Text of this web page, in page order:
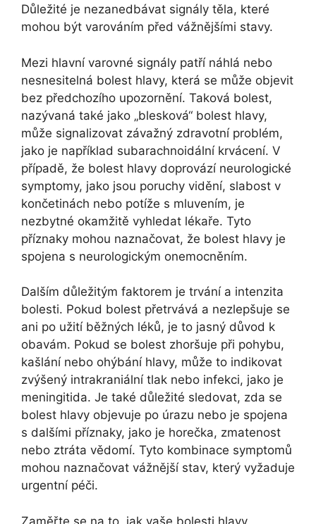
Důležité je nezanedbávat signály těla, které
mohou být varováním před vážnějšími stavy.
Mezi hlavní varovné signály patří náhlá nebo
nesnesitelná bolest hlavy, která se může objevit
bez předchozího upozornění. Taková bolest,
nazývaná také jako „blesková“ bolest hlavy,
může signalizovat závažný zdravotní problém,
jako je například subarachnoidální krvácení. V
případě, že bolest hlavy doprovází neurologické
symptomy, jako jsou poruchy vidění, slabost v
končetinách nebo potíže s mluvením, je
nezbytné okamžitě vyhledat lékaře. Tyto
příznaky mohou naznačovat, že bolest hlavy je
spojena s neurologickým onemocněním.
Dalším důležitým faktorem je trvání a intenzita
bolesti. Pokud bolest přetrvává a nezlepšuje se
ani po užití běžných léků, je to jasný důvod k
obavám. Pokud se bolest zhoršuje při pohybu,
kašlání nebo ohýbání hlavy, může to indikovat
zvýšený intrakraniální tlak nebo infekci, jako je
meningitida. Je také důležité sledovat, zda se
bolest hlavy objevuje po úrazu nebo je spojena
s dalšími příznaky, jako je horečka, zmatenost
nebo ztráta vědomí. Tyto kombinace symptomů
mohou naznačovat vážnější stav, který vyžaduje
urgentní péči.
Zaměřte se na to, jak vaše bolesti hlavy